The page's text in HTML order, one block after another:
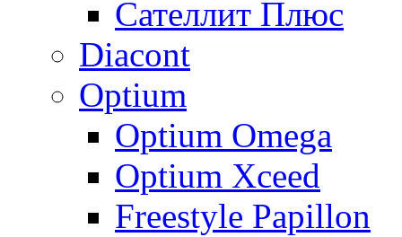
Сателлит Плюс
Diacont
Optium
Optium Omega
Optium Xceed
Freestyle Papillon